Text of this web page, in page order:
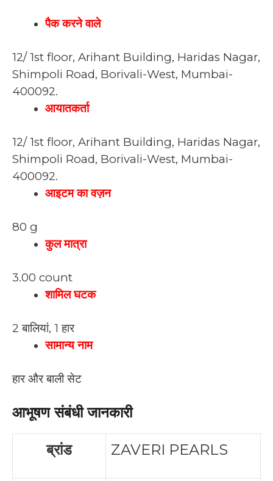
पैक करने वाले
12/ 1st floor, Arihant Building, Haridas Nagar,
Shimpoli Road, Borivali-West, Mumbai-
400092.
आयातकर्ता
12/ 1st floor, Arihant Building, Haridas Nagar,
Shimpoli Road, Borivali-West, Mumbai-
400092.
आइटम का वज़न
80 g
कुल मात्रा
3.00 count
शामिल घटक
2 बालियां, 1 हार
सामान्य नाम
हार और बाली सेट
आभूषण संबंधी जानकारी
ब्रांड ZAVERI PEARLS